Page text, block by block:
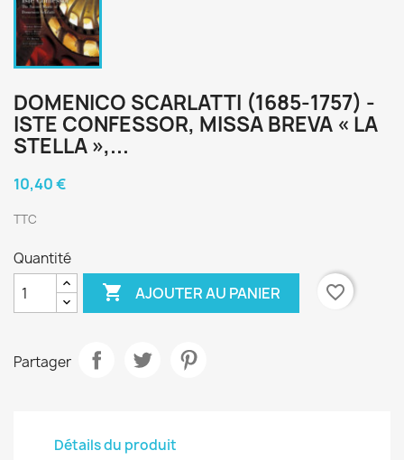
DOMENICO SCARLATTI (1685-1757) -
ISTE CONFESSOR, MISSA BREVA « LA
STELLA »,...
10,40 €
TTC
Quantité
 AJOUTER AU PANIER favorite_border
Partager
Détails du produit